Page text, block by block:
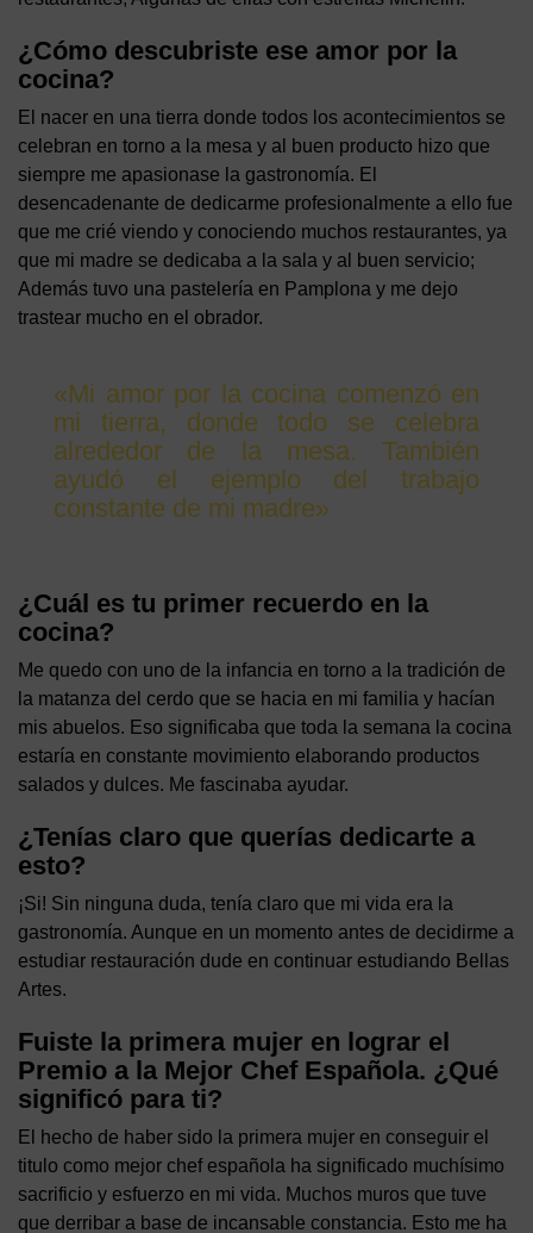
¿Cómo descubriste ese amor por la
cocina?
El nacer en una tierra donde todos los acontecimientos se
celebran en torno a la mesa y al buen producto hizo que
siempre me apasionase la gastronomía. El
desencadenante de dedicarme profesionalmente a ello fue
que me crié viendo y conociendo muchos restaurantes, ya
que mi madre se dedicaba a la sala y al buen servicio;
Además tuvo una pastelería en Pamplona y me dejo
trastear mucho en el obrador.
«Mi amor por la cocina comenzó en
mi tierra, donde todo se celebra
alrededor de la mesa. También
ayudó el ejemplo del trabajo
constante de mi madre»
¿Cuál es tu primer recuerdo en la
cocina?
Me quedo con uno de la infancia en torno a la tradición de
la matanza del cerdo que se hacia en mi familia y hacían
mis abuelos. Eso significaba que toda la semana la cocina
estaría en constante movimiento elaborando productos
salados y dulces. Me fascinaba ayudar.
¿Tenías claro que querías dedicarte a
esto?
¡Si! Sin ninguna duda, tenía claro que mi vida era la
gastronomía. Aunque en un momento antes de decidirme a
estudiar restauración dude en continuar estudiando Bellas
Artes.
Fuiste la primera mujer en lograr el
Premio a la Mejor Chef Española. ¿Qué
significó para ti?
El hecho de haber sido la primera mujer en conseguir el
titulo como mejor chef española ha significado muchísimo
sacrificio y esfuerzo en mi vida. Muchos muros que tuve
que derribar a base de incansable constancia. Esto me ha